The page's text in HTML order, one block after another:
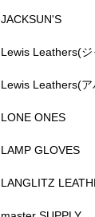
JACKSUN'S
Lewis Leathers(ジ
Lewis Leathers(
LONE ONES
LAMP GLOVES
LANGLITZ